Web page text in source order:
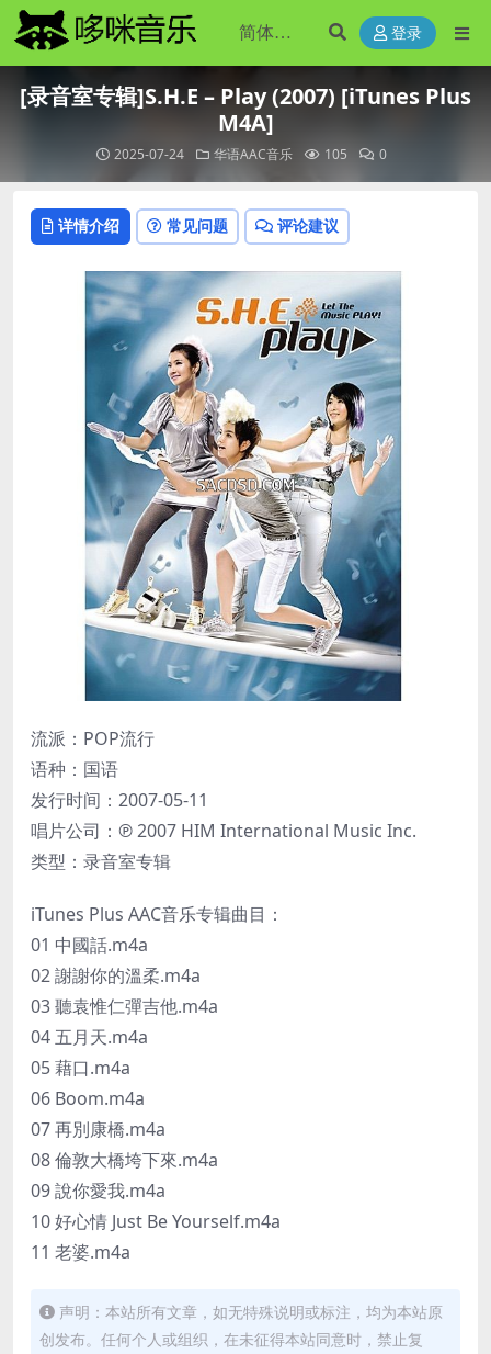
登录
[录音室专辑]S.H.E – Play (2007) [iTunes Plus
M4A]
2025-07-24 华语AAC音乐 105 0
详情介绍 常见问题 评论建议
流派：POP流行
语种：国语
发行时间：2007-05-11
唱片公司：℗ 2007 HIM International Music Inc.
类型：录音室专辑
iTunes Plus AAC音乐专辑曲目：
01 中國話.m4a
02 謝謝你的溫柔.m4a
03 聽袁惟仁彈吉他.m4a
04 五月天.m4a
05 藉口.m4a
06 Boom.m4a
07 再別康橋.m4a
08 倫敦大橋垮下來.m4a
09 說你愛我.m4a
10 好心情 Just Be Yourself.m4a
11 老婆.m4a
声明：本站所有文章，如无特殊说明或标注，均为本站原
创发布。任何个人或组织，在未征得本站同意时，禁止复